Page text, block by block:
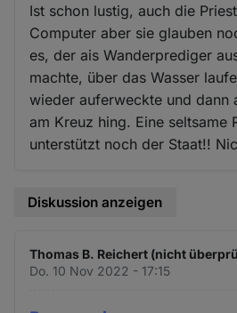
Ist schon lustig, auch die
Computer aber sie glauben
es, der ais Wanderprediger
machte, über das Wasser
wieder auferweckte und dann
am Kreuz hing. Eine seltsame
unterstützt noch der Staat!!
Diskussion anzeigen
Thomas B. Reichert (nicht
Do. 10 Nov 2022 - 17:15